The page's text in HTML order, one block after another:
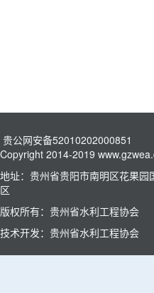
贵公网安备52010202000851
Copyright 2014-2019
地址：贵州省贵阳市南明区花果
区
版权所有：贵州省水利工程协会
技术开发：贵州省水利工程协会